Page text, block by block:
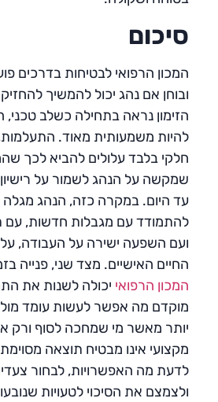
סיכום
המכון הרפואי לבטיחות בדרכים
ובוחן אם נהג יכול להמשיך
הזימון נראה בתחילה כשלב טכני,
להיות משמעותית מאוד. התעלמות,
חלקי בלבד עלולים להביא לכך
שמקשה על הנהג לשמור על
עד היום. במקרה כזה, הנהג מגלה
להתמודד עם מגבלות חדשות, עם
ועם השפעה ישירה על העבודה,
החיים האישיים. מצד שני, פנייה
המכון הרפואי יכולה לשנות את
מוקדם מה אפשר לעשות עומד
יותר מאשר מי שמחכה לסוף ורק אז
מקצועי אינו מבטיח תוצאה
לדעת מה האפשרויות, לבחור
ולצמצם את הסיכוי לטעויות